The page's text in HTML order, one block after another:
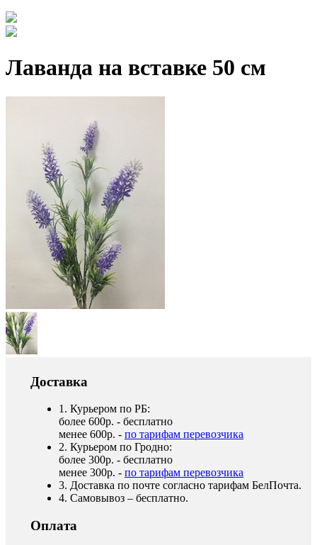
Лаванда на вставке 50 см
Доставка
1. Курьером по РБ:
более 600р. - бесплатно
менее 600р. - по тарифам перевозчика
2. Курьером по Гродно:
более 300р. - бесплатно
менее 300р. - по тарифам перевозчика
3. Доставка по почте согласно тарифам БелПочта.
4. Самовывоз – бесплатно.
Оплата